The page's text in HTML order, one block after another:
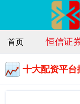
首页 恒信证
十大配资平台